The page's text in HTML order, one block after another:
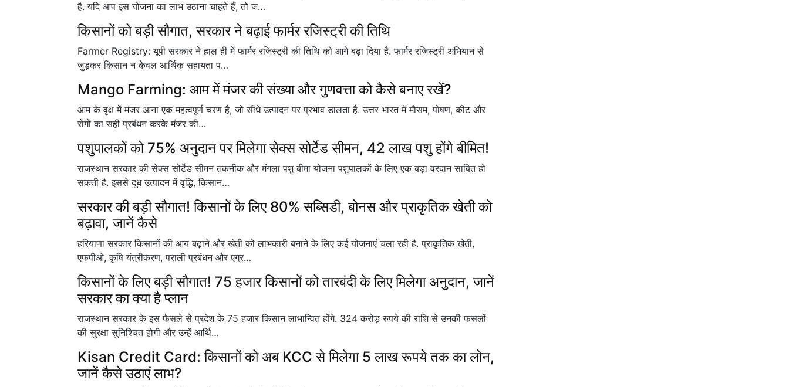
है. यदि आप इस योजना का लाभ उठाना चाहते हैं, तो ज…
किसानों को बड़ी सौगात, सरकार ने बढ़ाई फार्मर रजिस्ट्री की तिथि
Farmer Registry: यूपी सरकार ने हाल ही में फार्मर रजिस्ट्री की तिथि को आगे बढ़ा दिया है. फार्मर रजिस्ट्री अभियान से
जुड़कर किसान न केवल आर्थिक सहायता प…
Mango Farming: आम में मंजर की संख्या और गुणवत्ता को कैसे बनाए रखें?
आम के वृक्ष में मंजर आना एक महत्वपूर्ण चरण है, जो सीधे उत्पादन पर प्रभाव डालता है. उत्तर भारत में मौसम, पोषण, कीट और
रोगों का सही प्रबंधन करके मंजर की…
पशुपालकों को 75% अनुदान पर मिलेगा सेक्स सोर्टेड सीमन, 42 लाख पशु होंगे बीमित!
राजस्थान सरकार की सेक्स सोर्टेड सीमन तकनीक और मंगला पशु बीमा योजना पशुपालकों के लिए एक बड़ा वरदान साबित हो
सकती है. इससे दूध उत्पादन में वृद्धि, किसान…
सरकार की बड़ी सौगात! किसानों के लिए 80% सब्सिडी, बोनस और प्राकृतिक खेती को
बढ़ावा, जानें कैसे
हरियाणा सरकार किसानों की आय बढ़ाने और खेती को लाभकारी बनाने के लिए कई योजनाएं चला रही है. प्राकृतिक खेती,
एफपीओ, कृषि यंत्रीकरण, पराली प्रबंधन और एग्र…
किसानों के लिए बड़ी सौगात! 75 हजार किसानों को तारबंदी के लिए मिलेगा अनुदान, जानें
सरकार का क्या है प्लान
राजस्थान सरकार के इस फैसले से प्रदेश के 75 हजार किसान लाभान्वित होंगे. 324 करोड़ रुपये की राशि से उनकी फसलों
की सुरक्षा सुनिश्चित होगी और उन्हें आर्थि…
Kisan Credit Card: किसानों को अब KCC से मिलेगा 5 लाख रूपये तक का लोन,
जानें कैसे उठाएं लाभ?